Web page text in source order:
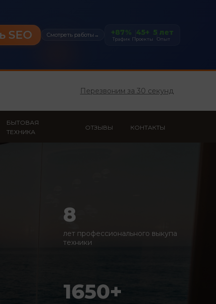
SEO Смотреть работы → +87%
Трафик
45+
Проекты
5 лет
Опыт
Перезвоним за 30 секунд
БЫТОВАЯ
ТЕХНИКА
ОТЗЫВЫ КОНТАКТЫ
8
лет профессионального выкупа
техники
1650+